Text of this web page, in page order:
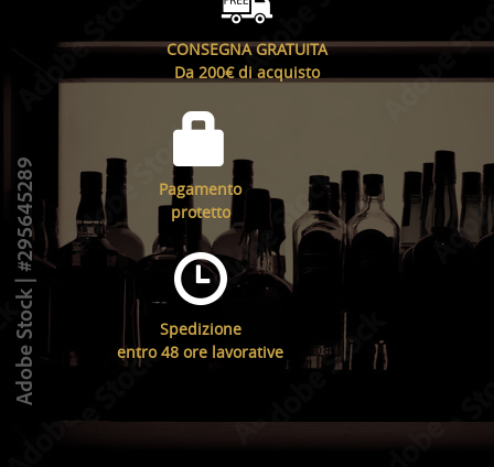
CONSEGNA GRATUITA
Da 200€ di acquisto
Pagamento
protetto
Spedizione
entro 48 ore lavorative